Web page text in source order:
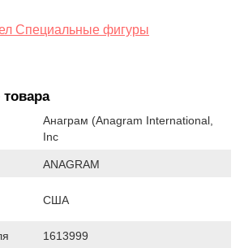
Специальные фигуры
Анаграм (Anagram International,
Inc
ANAGRAM
США
1613999